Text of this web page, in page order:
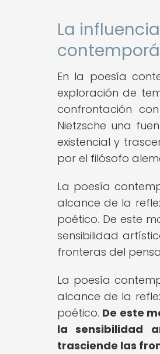
La
En la poesía
exploración de
confrontación
Nietzsche una
existencial y
por el filósofo
La poesía
alcance de la
poético. De este
sensibilidad
fronteras del
La poesía
alcance de la
poético. De este
la sensibilidad
trasciende las